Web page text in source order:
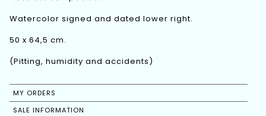
Watercolor signed and dated lower right.
50 x 64,5 cm.
(Pitting, humidity and accidents)
MY ORDERS
SALE INFORMATION